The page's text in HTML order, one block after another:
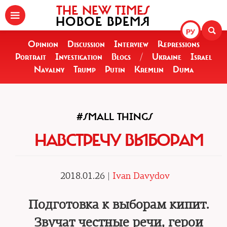
РУ
THE NEW TIMES
НОВОЕ ВРЕМЯ
Opinion Discussion Interview
Repressions
Portrait
Investigation Blogs / Ukraine
Israel
Navalny
Trump Putin Kremlin Duma
#SMALL THINGS
НАВСТРЕЧУ ВЫБОРАМ
2018.01.26 | Ivan Davydov
Подготовка к выборам кипит.
Звучат честные речи, герои